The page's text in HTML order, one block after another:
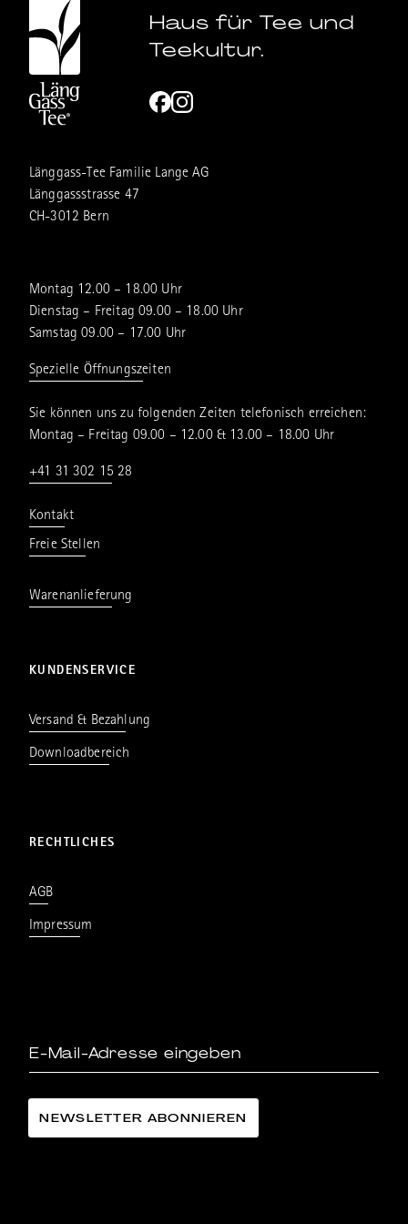
Haus für Tee und
Teekultur.
Länggass-Tee Familie Lange AG
Länggassstrasse 47
CH-3012 Bern
Montag 12.00 – 18.00 Uhr
Dienstag – Freitag 09.00 – 18.00 Uhr
Samstag 09.00 – 17.00 Uhr
Spezielle Öffnungszeiten
Sie können uns zu folgenden Zeiten telefonisch erreichen:
Montag – Freitag 09.00 – 12.00 & 13.00 – 18.00 Uhr
+41 31 302 15 28
Kontakt
Freie Stellen
Warenanlieferung
KUNDENSERVICE
Versand & Bezahlung
Downloadbereich
RECHTLICHES
AGB
Impressum